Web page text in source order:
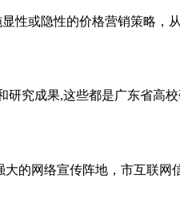
性或隐性的价格营销策略，
究成果,这些都是广东省高校
的网络宣传阵地，市互联网